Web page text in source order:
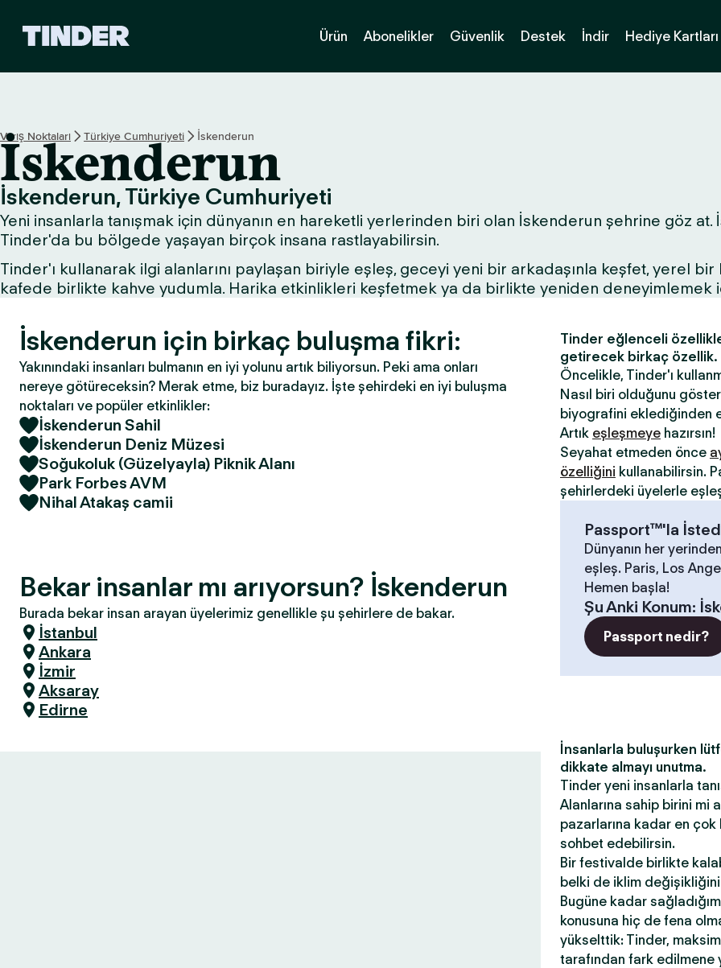
A
a
S
a
y
f
Ürün Abonelikler Güvenlik Destek İndir Hediye Kartları
Varış Noktaları Türkiye Cumhuriyeti İskenderun
İskenderun
İskenderun, Türkiye Cumhuriyeti
Yeni insanlarla tanışmak için dünyanın en hareketli yerlerinden biri olan İskenderun şehrine göz
Tinder'da bu bölgede yaşayan birçok insana rastlayabilirsin.
Tinder'ı kullanarak ilgi alanlarını paylaşan biriyle eşleş, geceyi yeni bir arkadaşınla keşfet, yerel
kafede birlikte kahve yudumla. Harika etkinlikleri keşfetmek ya da birlikte yeniden deneyimlemek
İskenderun için birkaç buluşma fikri:
Yakınındaki insanları bulmanın en iyi yolunu artık biliyorsun. Peki ama onları
nereye götüreceksin? Merak etme, biz buradayız. İşte şehirdeki en iyi buluşma
noktaları ve popüler etkinlikler:
İskenderun Sahil
İskenderun Deniz Müzesi
Soğukoluk (Güzelyayla) Piknik Alanı
Park Forbes AVM
Nihal Atakaş camii
Bekar insanlar mı arıyorsun? İskenderun
Burada bekar insan arayan üyelerimiz genellikle şu şehirlere de bakar.
İstanbul
Ankara
İzmir
Aksaray
Edirne
Tinder eğlenceli
getirecek birkaç özellik.
Öncelikle, Tinder'ı
Nasıl biri olduğunu
biyografini eklediğinden
Artık eşleşmeye hazırsın!
Seyahat etmeden önce
özelliğini kullanabilirsin.
şehirlerdeki üyelerle
Passport™'la
Dünyanın her
eşleş. Paris, Los
Hemen başla!
Şu Anki Konum:
Passport nedir?
İnsanlarla buluşurken
dikkate almayı unutma.
Tinder yeni insanlarla
Alanlarına sahip birini mi
pazarlarına kadar en çok
sohbet edebilirsin.
Bir festivalde birlikte
belki de iklim
Bugüne kadar
konusuna hiç de fena
yükselttik: Tinder,
tarafından fark edilmene